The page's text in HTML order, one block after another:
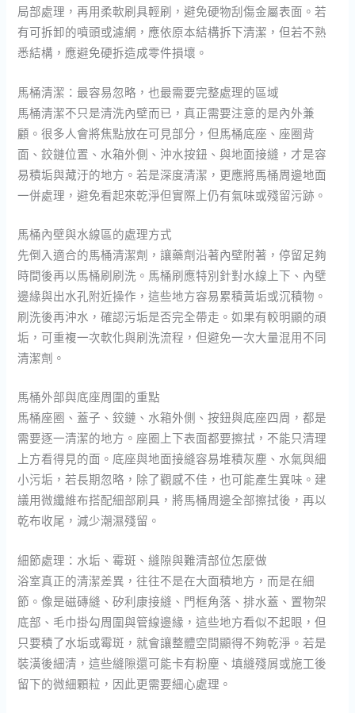
局部處理，再用柔軟刷具輕刷，避免硬物刮傷金屬表面。若
有可拆卸的噴頭或濾網，應依原本結構拆下清潔，但若不熟
悉結構，應避免硬拆造成零件損壞。
馬桶清潔：最容易忽略，也最需要完整處理的區域
馬桶清潔不只是清洗內壁而已，真正需要注意的是內外兼
顧。很多人會將焦點放在可見部分，但馬桶底座、座圈背
面、鉸鏈位置、水箱外側、沖水按鈕、與地面接縫，才是容
易積垢與藏汙的地方。若是深度清潔，更應將馬桶周邊地面
一併處理，避免看起來乾淨但實際上仍有氣味或殘留污跡。
馬桶內壁與水線區的處理方式
先倒入適合的馬桶清潔劑，讓藥劑沿著內壁附著，停留足夠
時間後再以馬桶刷刷洗。馬桶刷應特別針對水線上下、內壁
邊緣與出水孔附近操作，這些地方容易累積黃垢或沉積物。
刷洗後再沖水，確認污垢是否完全帶走。如果有較明顯的頑
垢，可重複一次軟化與刷洗流程，但避免一次大量混用不同
清潔劑。
馬桶外部與底座周圍的重點
馬桶座圈、蓋子、鉸鏈、水箱外側、按鈕與底座四周，都是
需要逐一清潔的地方。座圈上下表面都要擦拭，不能只清理
上方看得見的面。底座與地面接縫容易堆積灰塵、水氣與細
小污垢，若長期忽略，除了觀感不佳，也可能產生異味。建
議用微纖維布搭配細部刷具，將馬桶周邊全部擦拭後，再以
乾布收尾，減少潮濕殘留。
細節處理：水垢、霉斑、縫隙與難清部位怎麼做
浴室真正的清潔差異，往往不是在大面積地方，而是在細
節。像是磁磚縫、矽利康接縫、門框角落、排水蓋、置物架
底部、毛巾掛勾周圍與管線邊緣，這些地方看似不起眼，但
只要積了水垢或霉斑，就會讓整體空間顯得不夠乾淨。若是
裝潢後細清，這些縫隙還可能卡有粉塵、填縫殘屑或施工後
留下的微細顆粒，因此更需要細心處理。